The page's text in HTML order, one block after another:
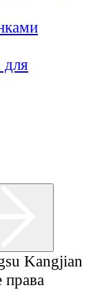
для
Kangjian